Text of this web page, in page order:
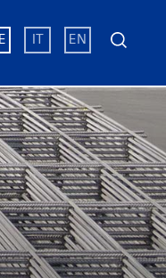
gezogener
gewalzter
Draht
Verona
Suchen
EN